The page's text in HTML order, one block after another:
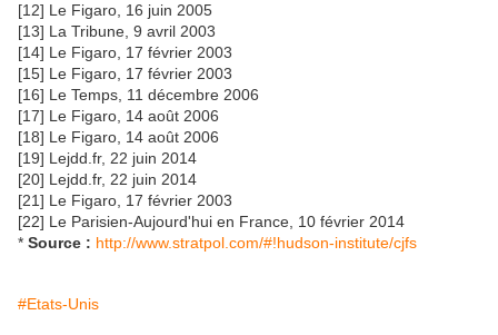
[12] Le Figaro, 16 juin 2005
[13] La Tribune, 9 avril 2003
[14] Le Figaro, 17 février 2003
[15] Le Figaro, 17 février 2003
[16] Le Temps, 11 décembre 2006
[17] Le Figaro, 14 août 2006
[18] Le Figaro, 14 août 2006
[19] Lejdd.fr, 22 juin 2014
[20] Lejdd.fr, 22 juin 2014
[21] Le Figaro, 17 février 2003
[22] Le Parisien-Aujourd'hui en France, 10 février 2014
* Source : http://www.stratpol.com/#!hudson-institute/cjfs
#Etats-Unis